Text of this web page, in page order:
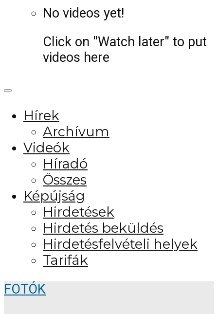
No videos yet!
Click on "Watch later" to put
videos here
Hírek
Archívum
Videók
Híradó
Összes
Képújság
Hirdetések
Hirdetés beküldés
Hirdetésfelvételi helyek
Tarifák
FOTÓK